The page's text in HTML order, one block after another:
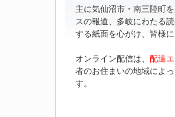
主に気仙沼市・南三陸町
スの報道、多岐にわたる
する紙面を心がけ、皆様
オンライン配信は、 配達
者のお住まいの地域によ
す。